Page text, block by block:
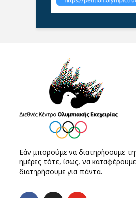
Εάν μπορούμε να διατηρήσουμε
ημέρες τότε, ίσως, να
διατηρήσουμε για πάντα.